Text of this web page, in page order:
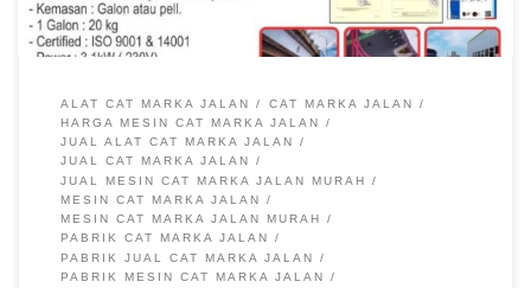
ALAT CAT MARKA JALAN
CAT MARKA JALAN
HARGA MESIN CAT MARKA JALAN
JUAL ALAT CAT MARKA JALAN
JUAL CAT MARKA JALAN
JUAL MESIN CAT MARKA JALAN MURAH
MESIN CAT MARKA JALAN
MESIN CAT MARKA JALAN MURAH
PABRIK CAT MARKA JALAN
PABRIK JUAL CAT MARKA JALAN
PABRIK MESIN CAT MARKA JALAN